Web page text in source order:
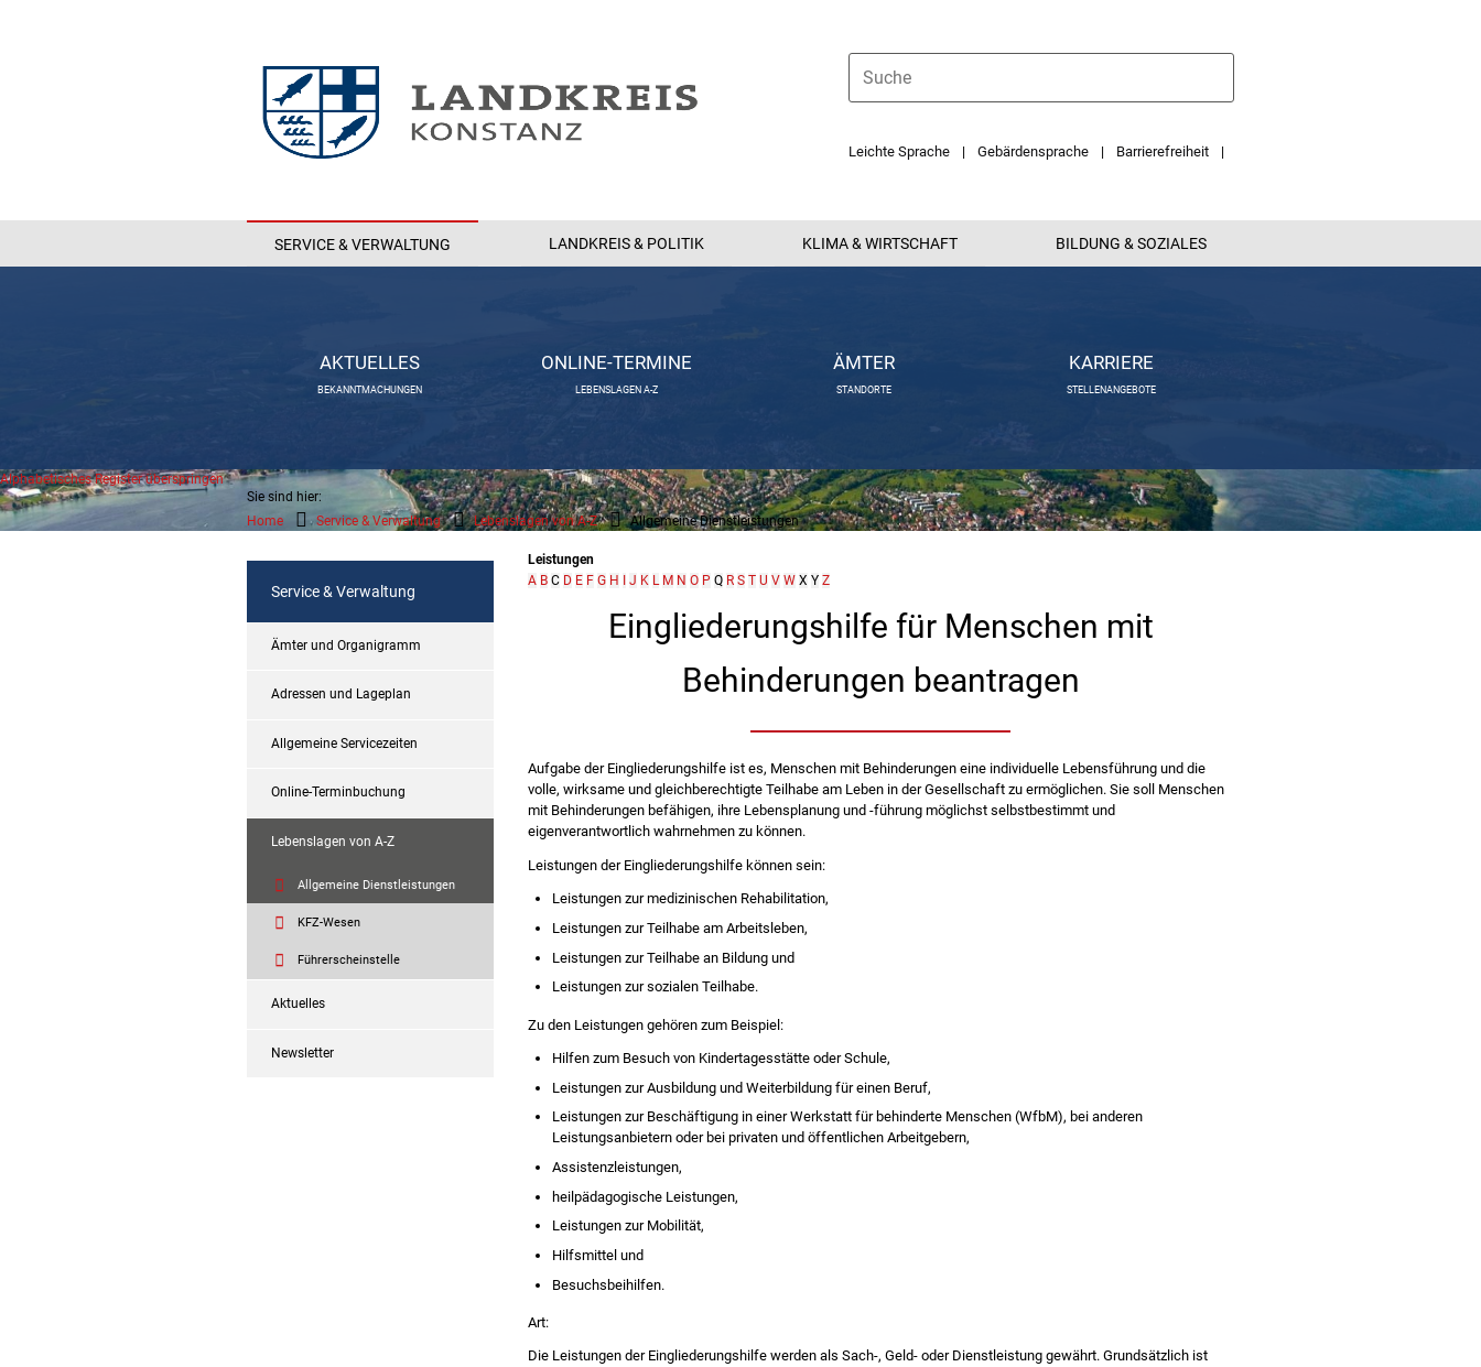
Leichte Sprache Gebärdensprache Barrierefreiheit
SERVICE & VERWALTUNG LANDKREIS & POLITIK KLIMA & WIRTSCHAFT BILDUNG & SOZIALES
AKTUELLES
BEKANNTMACHUNGEN
ONLINE-TERMINE
LEBENSLAGEN A-Z
ÄMTER
STANDORTE
KARRIERE
STELLENANGEBOTE
Sie sind hier:
Home
Service & Verwaltung Lebenslagen von A-Z Allgemeine Dienstleistungen
Service & Verwaltung
Ämter und Organigramm
Adressen und Lageplan
Allgemeine Servicezeiten
Online-Terminbuchung
Lebenslagen von A-Z
Allgemeine Dienstleistungen
KFZ-Wesen
Führerscheinstelle
Aktuelles
Newsletter
Leistungen
Alphabetisches Register überspringen
A B C D E F G H I J K L M N O P Q R S T U V W X Y Z
Eingliederungshilfe für Menschen mit
Behinderungen beantragen
Aufgabe der Eingliederungshilfe ist es, Menschen mit Behinderungen eine individuelle Lebensführung und die
volle, wirksame und gleichberechtigte Teilhabe am Leben in der Gesellschaft zu ermöglichen. Sie soll Menschen
mit Behinderungen befähigen, ihre Lebensplanung und -führung möglichst selbstbestimmt und
eigenverantwortlich wahrnehmen zu können.
Leistungen der Eingliederungshilfe können sein:
Leistungen zur medizinischen Rehabilitation,
Leistungen zur Teilhabe am Arbeitsleben,
Leistungen zur Teilhabe an Bildung und
Leistungen zur sozialen Teilhabe.
Zu den Leistungen gehören zum Beispiel:
Hilfen zum Besuch von Kindertagesstätte oder Schule,
Leistungen zur Ausbildung und Weiterbildung für einen Beruf,
Leistungen zur Beschäftigung in einer Werkstatt für behinderte Menschen (WfbM), bei anderen
Leistungsanbietern oder bei privaten und öffentlichen Arbeitgebern,
Assistenzleistungen,
heilpädagogische Leistungen,
Leistungen zur Mobilität,
Hilfsmittel und
Besuchsbeihilfen.
Art:
Die Leistungen der Eingliederungshilfe werden als Sach-, Geld- oder Dienstleistung gewährt. Grundsätzlich ist